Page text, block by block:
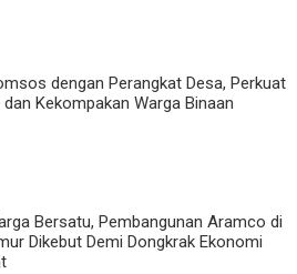
dengan Perangkat Desa, Perkuat
Kekompakan Warga Binaan
Bersatu, Pembangunan Aramco di
Dikebut Demi Dongkrak Ekonomi